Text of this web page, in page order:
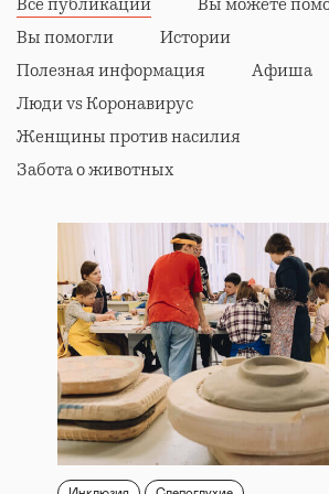
Все публикации
Вы можете
Вы помогли
Истории
Полезная информация
Афиша
Люди vs Коронавирус
Женщины против насилия
Забота о животных